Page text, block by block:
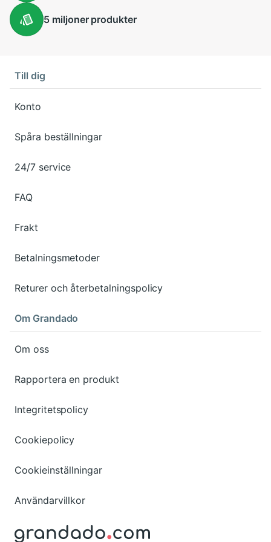
5 miljonerprodukter
Till dig
Konto
Spåra beställningar
24/7 service
FAQ
Frakt
Betalningsmetoder
Returer och återbetalningspolicy
Om Grandado
Om oss
Rapportera en produkt
Integritetspolicy
Cookiepolicy
Cookieinställningar
Användarvillkor